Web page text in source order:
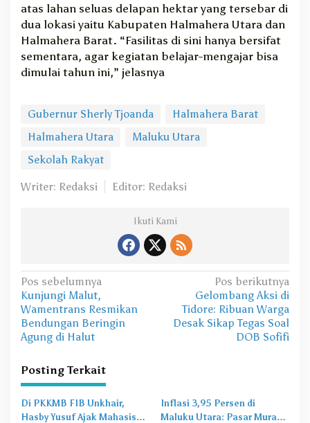
atas lahan seluas delapan hektar yang tersebar di
dua lokasi yaitu Kabupaten Halmahera Utara dan
Halmahera Barat. “Fasilitas di sini hanya bersifat
sementara, agar kegiatan belajar-mengajar bisa
dimulai tahun ini,” jelasnya
Gubernur Sherly Tjoanda
Halmahera Barat
Halmahera Utara
Maluku Utara
Sekolah Rakyat
Writer: Redaksi Editor: Redaksi
Ikuti Kami
N
a
v
i
g
a
s
Pos sebelumnya
Kunjungi Malut,
Wamentrans Resmikan
Bendungan Beringin
Agung di Halut
Pos berikutnya
Gelombang Aksi di
Tidore: Ribuan Warga
Desak Sikap Tegas Soal
DOB Sofifi
Posting Terkait
Di PKKMB FIB Unkhair,
Hasby Yusuf Ajak Mahasiswa
Inflasi 3,95 Persen di
Maluku Utara: Pasar Murah